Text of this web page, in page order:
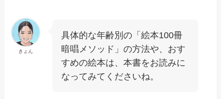
きょん
具体的な年齢別の「絵本100冊
暗唱メソッド」の方法や、おす
すめの絵本は、本書をお読みに
なってみてくださいね。